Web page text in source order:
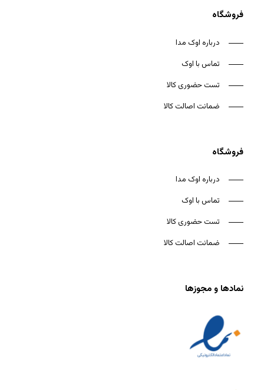
فروشگاه
درباره اوک مدا
تماس با اوک
تست حضوری کالا
ضمانت اصالت کالا
فروشگاه
درباره اوک مدا
تماس با اوک
تست حضوری کالا
ضمانت اصالت کالا
نمادها و مجوزها